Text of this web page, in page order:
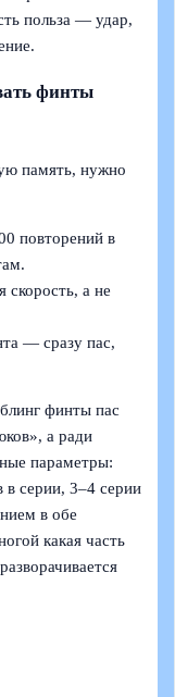
польза — удар,
финты
память, нужно
повторений в
скорость, а не
— сразу пас,
финты пас
а ради
параметры:
в серии, 3–4 серии
в обе
какая часть